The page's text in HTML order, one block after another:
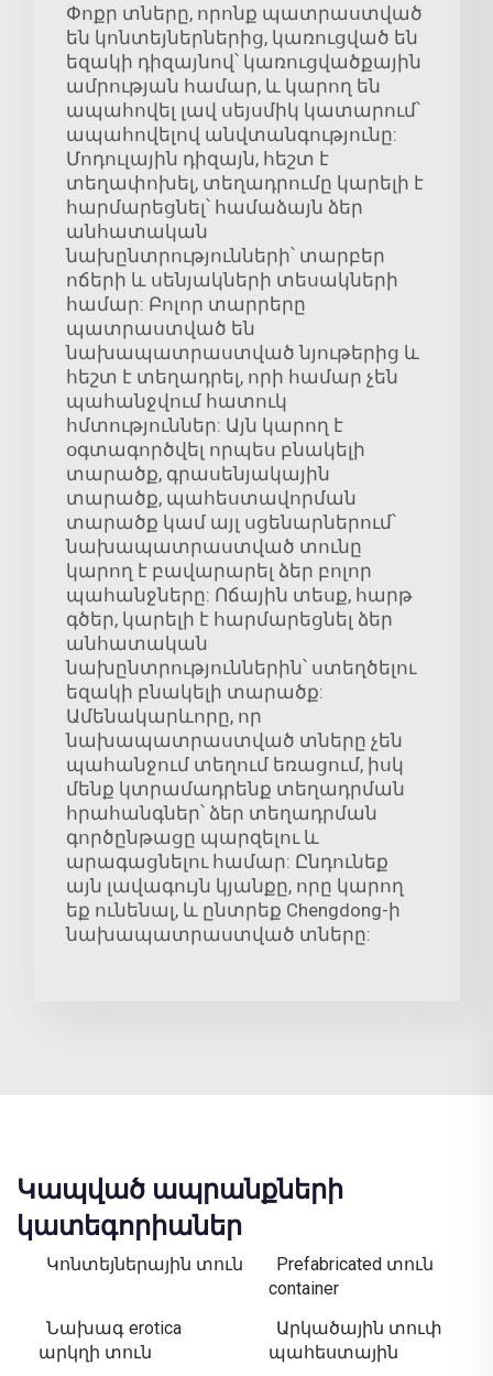
Փոքր տները, որոնք պատրաստված
են կոնտեյներներից, կառուցված են
եզակի դիզայնով՝ կառուցվածքային
ամրության համար, և կարող են
ապահովել լավ սեյսմիկ կատարում՝
ապահովելով անվտանգությունը:
Մոդուլային դիզայն, հեշտ է
տեղափոխել, տեղադրումը կարելի է
հարմարեցնել՝ համաձայն ձեր
անհատական
նախընտրությունների՝ տարբեր
ոճերի և սենյակների տեսակների
համար: Բոլոր տարրերը
պատրաստված են
նախապատրաստված նյութերից և
հեշտ է տեղադրել, որի համար չեն
պահանջվում հատուկ
հմտություններ: Այն կարող է
օգտագործվել որպես բնակելի
տարածք, գրասենյակային
տարածք, պահեստավորման
տարածք կամ այլ սցենարներում՝
նախապատրաստված տունը
կարող է բավարարել ձեր բոլոր
պահանջները: Ոճային տեսք, հարթ
գծեր, կարելի է հարմարեցնել ձեր
անհատական
նախընտրություններին՝ ստեղծելու
եզակի բնակելի տարածք:
Ամենակարևորը, որ
նախապատրաստված տները չեն
պահանջում տեղում եռացում, իսկ
մենք կտրամադրենք տեղադրման
հրահանգներ՝ ձեր տեղադրման
գործընթացը պարզելու և
արագացնելու համար: Ընդունեք
այն լավագույն կյանքը, որը կարող
եք ունենալ, և ընտրեք Chengdong-ի
նախապատրաստված տները:
Կապված ապրանքների
կատեգորիաներ
Կոնտեյներային տուն
Prefabricated տուն
container
Նախագ erotica
արկղի տուն
Արկածային տուփ
պահեստային